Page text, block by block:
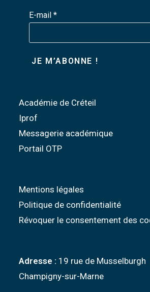
E-mail*
Académie de Créteil
Iprof
Messagerie académique
Portail OTP
Mentions légales
Politique de confidentialité
Révoquer le consentement des
Adresse : 19 rue de
Champigny-sur-Marne